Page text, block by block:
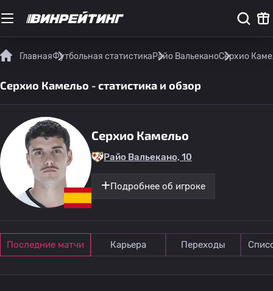
ГлавнаяФутбольная статистикаРайо ВальеканоСерхио
Серхио Камельо - статистика и обзор
Серхио Камельо
Райо Вальекано, 10
Подробнее об игроке
Последние матчи Карьера Переходы